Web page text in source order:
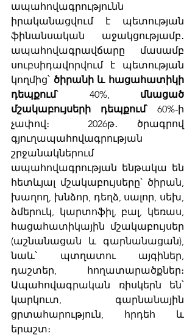
ապահովագրությունն
իրականացվում է պետության
ֆինանսական աջակցությամբ․
ապահովագրավճարը մասամբ
սուբսիդավորվում է պետության
կողմից՝ ծիրանի և հացահատիկի
դեպքում՝ 40%, մնացած
մշակաբույսերի դեպքում՝ 60%-ի
չափով։  2026թ․ ծրագրով
գյուղապահովագրության
շրջանակներում
ապահովագրության ենթակա են
հետևյալ մշակաբույսերը՝ ծիրան,
խաղող, խնձոր, դեղձ, սալոր, սեխ,
ձմերուկ, կարտոֆիլ, բալ, կեռաս,
հացահատիկային մշակաբույսեր
(աշնանացան և գարնանացան),
նաև՝ պտղատու այգիներ,
դաշտեր, հողատարածքներ։
Ապահովագրական ռիսկերն են՝
կարկուտ, գարնանային
ցրտահարություն, հրդեհ և
երաշտ։